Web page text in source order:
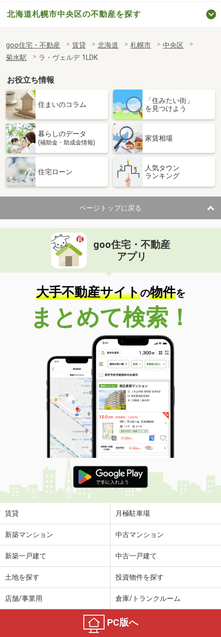
北海道札幌市中央区の不動産を探す
goo住宅・不動産 賃貸 北海道 札幌市
中央区
菊水駅
ラ・ヴェルデ 1LDK
お役立ち情報
住まいのコラム
「住みたい街」
を見つけよう
暮らしのデータ
(補助金・助成金情報)
家賃相場
住宅ローン
人気タウン
ランキング
ページトップに戻る
goo住宅・不動産
アプリ
大手不動産サイトの物件を
まとめて検索！
賃貸 月極駐車場
新築マンション 中古マンション
新築一戸建て 中古一戸建て
土地を探す 投資物件を探す
店舗/事業用 倉庫/トランクルーム
PC版へ